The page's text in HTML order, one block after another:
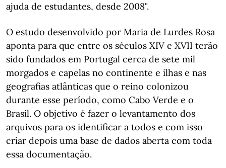
ajuda de estudantes, desde 2008".
O estudo desenvolvido por Maria de Lurdes Rosa
aponta para que entre os séculos XIV e XVII terão
sido fundados em Portugal cerca de sete mil
morgados e capelas no continente e ilhas e nas
geografias atlânticas que o reino colonizou
durante esse período, como Cabo Verde e o
Brasil. O objetivo é fazer o levantamento dos
arquivos para os identificar a todos e com isso
criar depois uma base de dados aberta com toda
essa documentação.